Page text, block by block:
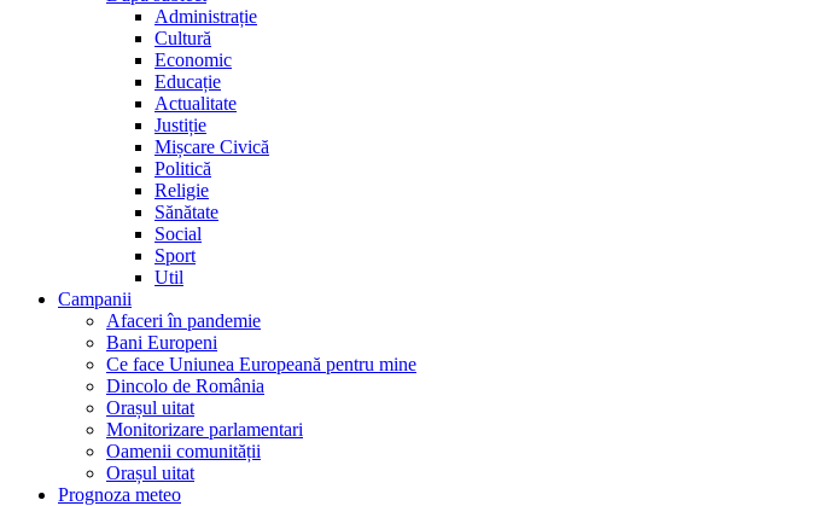
Administrație
Cultură
Economic
Educație
Actualitate
Justiție
Mișcare Civică
Politică
Religie
Sănătate
Social
Sport
Util
Campanii
Afaceri în pandemie
Bani Europeni
Ce face Uniunea Europeană pentru mine
Dincolo de România
Orașul uitat
Monitorizare parlamentari
Oamenii comunității
Orașul uitat
Prognoza meteo